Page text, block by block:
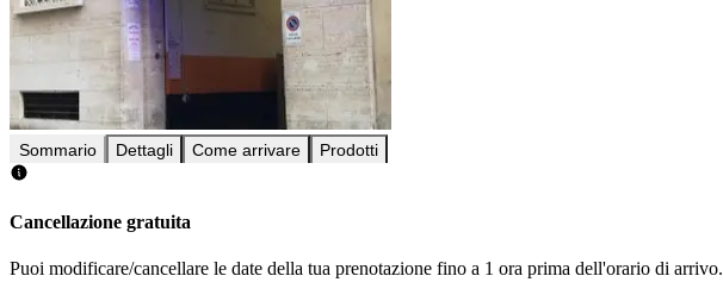
Sommario Dettagli Come arrivare Prodotti
Cancellazione gratuita
Puoi modificare/cancellare le date della tua prenotazione fino a 1 ora prima dell'orario di arrivo.